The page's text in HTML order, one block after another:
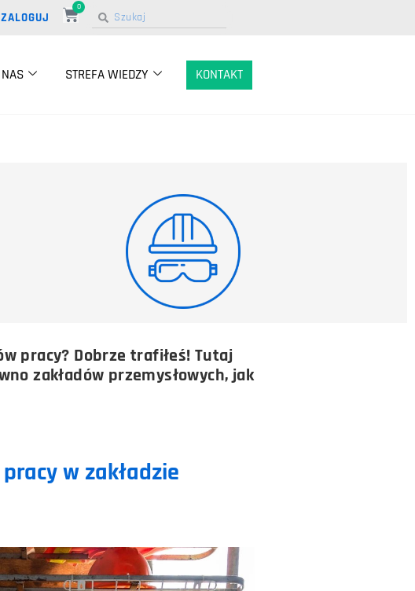
ZALOGUJ
0
STREFA WIEDZY KONTAKT
pracy? Dobrze trafiłeś! Tutaj
zakładów przemysłowych, jak
w zakładzie